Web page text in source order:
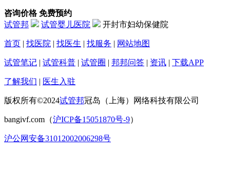
咨询价格 免费预约
试管邦
试管婴儿医院 开封市妇幼保健院
首页 | 找医院 | 找医生 | 找服务 | 网站地图
试管笔记 | 试管科普 | 试管圈 | 邦邦问答 | 资讯 | 下载APP
了解我们 | 医生入驻
版权所有©2024试管邦冠岛（上海）网络科技有限公司
bangivf.com（沪ICP备15051870号-9）
沪公网安备31012002006298号